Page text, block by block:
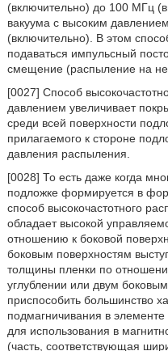
(включительно) до 100 МГц
вакуума с высоким
(включительно). В этом
подаваться импульсный
смещение (распыление на
[0027] Способ
давлением увеличивает
среди всей поверхности
прилагаемого к стороне
давления распыления.
[0028] То есть даже когда
подложке формируется в
способ высокочастотного
обладает высокой
отношению к боковой
боковым поверхностям
толщины пленки по
углублении или двум
приспособить большинство
подмагничивания в
для использования в
(часть, соответствующая